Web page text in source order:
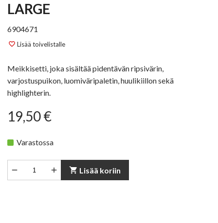
LARGE
6904671
favorite_border Lisää toivelistalle
Meikkisetti, joka sisältää pidentävän ripsivärin,
varjostuspuikon, luomiväripaletin, huulikiillon sekä
highlighterin.
19,50 €
Varastossa
  shopping_cart Lisää koriin